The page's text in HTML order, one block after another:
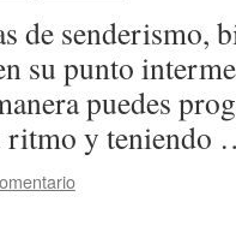
de senderismo,
su punto
puedes
ritmo y